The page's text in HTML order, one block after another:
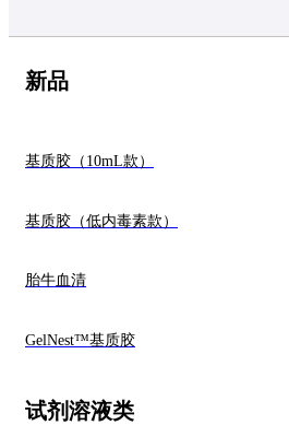
新品
基质胶（10mL款）
基质胶（低内毒素款）
胎牛血清
GelNest™基质胶
试剂溶液类